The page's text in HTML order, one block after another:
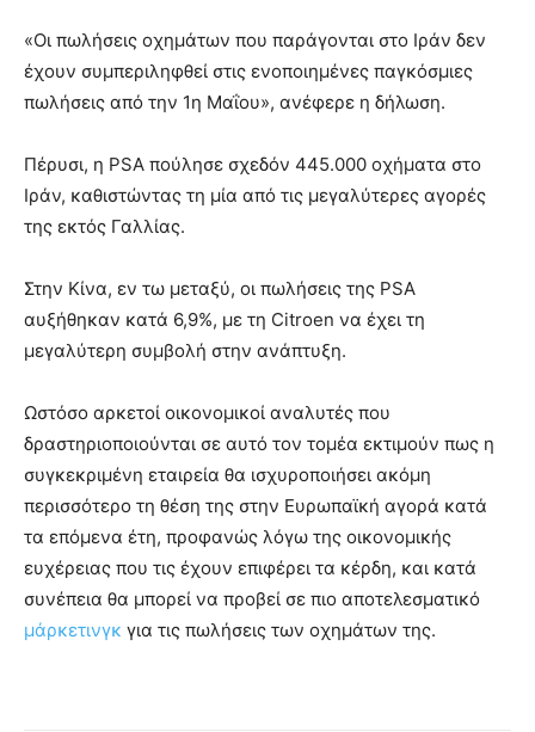
«Οι πωλήσεις οχημάτων που παράγονται στο Ιράν δεν
έχουν συμπεριληφθεί στις ενοποιημένες παγκόσμιες
πωλήσεις από την 1η Μαΐου», ανέφερε η δήλωση.
Πέρυσι, η PSA πούλησε σχεδόν 445.000 οχήματα στο
Ιράν, καθιστώντας τη μία από τις μεγαλύτερες αγορές
της εκτός Γαλλίας.
Στην Κίνα, εν τω μεταξύ, οι πωλήσεις της PSA
αυξήθηκαν κατά 6,9%, με τη Citroen να έχει τη
μεγαλύτερη συμβολή στην ανάπτυξη.
Ωστόσο αρκετοί οικονομικοί αναλυτές που
δραστηριοποιούνται σε αυτό τον τομέα εκτιμούν πως η
συγκεκριμένη εταιρεία θα ισχυροποιήσει ακόμη
περισσότερο τη θέση της στην Ευρωπαϊκή αγορά κατά
τα επόμενα έτη, προφανώς λόγω της οικονομικής
ευχέρειας που τις έχουν επιφέρει τα κέρδη, και κατά
συνέπεια θα μπορεί να προβεί σε πιο αποτελεσματικό
μάρκετινγκ για τις πωλήσεις των οχημάτων της.